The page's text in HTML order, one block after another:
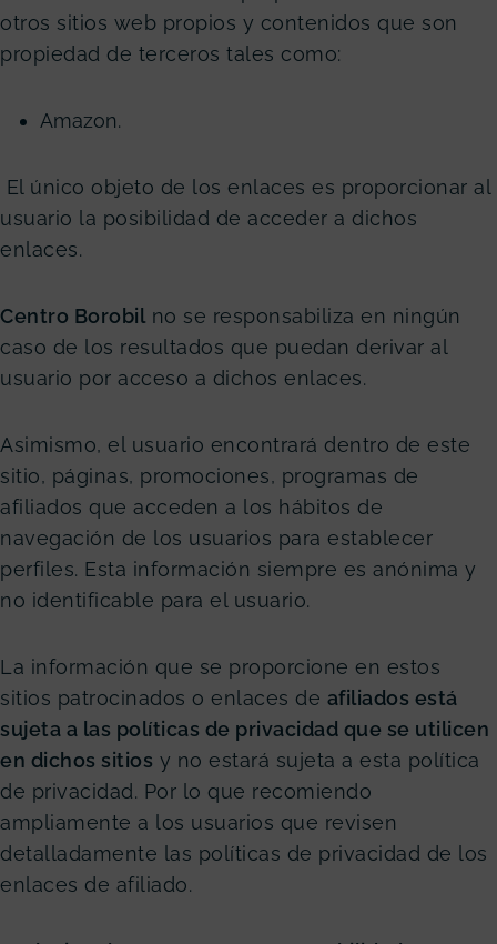
otros sitios web propios y contenidos que son
propiedad de terceros tales como:
Amazon.
El único objeto de los enlaces es proporcionar al
usuario la posibilidad de acceder a dichos
enlaces.
Centro Borobil no se responsabiliza en ningún
caso de los resultados que puedan derivar al
usuario por acceso a dichos enlaces.
Asimismo, el usuario encontrará dentro de este
sitio, páginas, promociones, programas de
afiliados que acceden a los hábitos de
navegación de los usuarios para establecer
perfiles. Esta información siempre es anónima y
no identificable para el usuario.
La información que se proporcione en estos
sitios patrocinados o enlaces de afiliados está
sujeta a las políticas de privacidad que se utilicen
en dichos sitios y no estará sujeta a esta política
de privacidad. Por lo que recomiendo
ampliamente a los usuarios que revisen
detalladamente las políticas de privacidad de los
enlaces de afiliado.